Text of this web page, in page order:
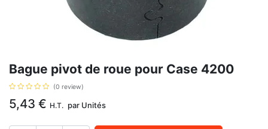
Bague pivot de roue pour Case 4200
(0 review)
5,43 € H.T. par Unités